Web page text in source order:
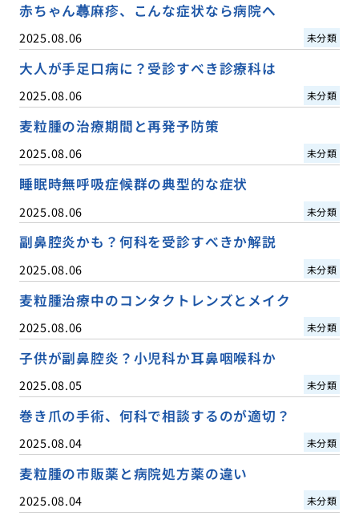
赤ちゃん蕁麻疹、こんな症状なら病院へ
2025.08.06 未分類
大人が手足口病に？受診すべき診療科は
2025.08.06 未分類
麦粒腫の治療期間と再発予防策
2025.08.06 未分類
睡眠時無呼吸症候群の典型的な症状
2025.08.06 未分類
副鼻腔炎かも？何科を受診すべきか解説
2025.08.06 未分類
麦粒腫治療中のコンタクトレンズとメイク
2025.08.06 未分類
子供が副鼻腔炎？小児科か耳鼻咽喉科か
2025.08.05 未分類
巻き爪の手術、何科で相談するのが適切？
2025.08.04 未分類
麦粒腫の市販薬と病院処方薬の違い
2025.08.04 未分類